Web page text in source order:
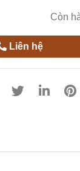
Còn
Liên hệ